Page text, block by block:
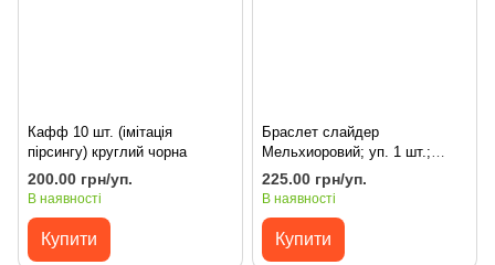
Кафф 10 шт. (імітація
пірсингу) круглий чорна
200.00 грн/уп.
В наявності
Купити
Браслет слайдер
Мельхиоровий; уп. 1 шт.;
Метал
225.00 грн/уп.
В наявності
Купити